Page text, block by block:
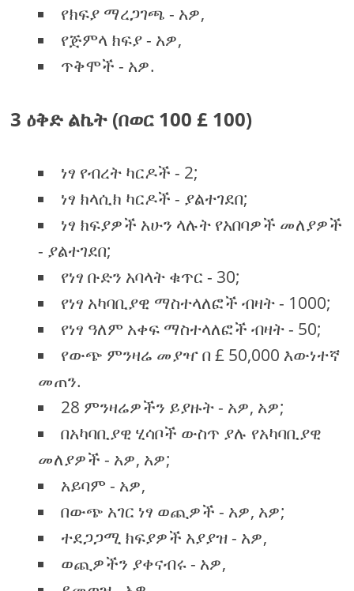
የክፍያ ማረጋገጫ - አዎ,
የጅምላ ክፍያ - አዎ,
ጥቅሞች - አዎ.
3 ዕቅድ ልኬት (በወር 100 £ 100)
ነፃ የብረት ካርዶች - 2;
ነፃ ክላሲክ ካርዶች - ያልተገደበ;
ነፃ ክፍያዎች አሁን ላሉት የአበባዎች መለያዎች
- ያልተገደበ;
የነፃ ቡድን አባላት ቁጥር - 30;
የነፃ አካባቢያዊ ማስተላለፎች ብዛት - 1000;
የነፃ ዓለም አቀፍ ማስተላለፎች ብዛት - 50;
የውጭ ምንዛሬ መያዣ በ £ 50,000 እውነተኛ
መጠን.
28 ምንዛሬዎችን ይያዙት - አዎ, አዎ;
በአካባቢያዊ ሂሳቦች ውስጥ ያሉ የአካባቢያዊ
መለያዎች - አዎ, አዎ;
አይባም - አዎ,
በውጭ አገር ነፃ ወጪዎች - አዎ, አዎ;
ተደጋጋሚ ክፍያዎች አያያዝ - አዎ,
ወጪዎችን ያቀናብሩ - አዎ,